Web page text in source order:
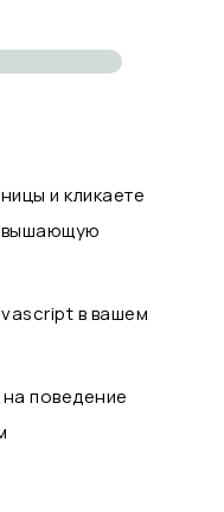
и кликаете
в вашем
поведение